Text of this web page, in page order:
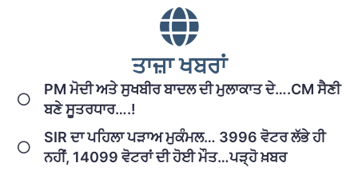
ਤਾਜ਼ਾ ਖਬਰਾਂ
PM ਮੋਦੀ ਅਤੇ ਸੁਖਬੀਰ ਬਾਦਲ ਦੀ ਮੁਲਾਕਾਤ ਦੇ….CM ਸੈਣੀ
ਬਣੇ ਸੂਤਰਧਾਰ….!
SIR ਦਾ ਪਹਿਲਾ ਪੜਾਅ ਮੁਕੰਮਲ… 3996 ਵੋਟਰ ਲੱਭੇ ਹੀ
ਨਹੀਂ, 14099 ਵੋਟਰਾਂ ਦੀ ਹੋਈ ਮੌਤ…ਪੜ੍ਹੋ ਖ਼ਬਰ